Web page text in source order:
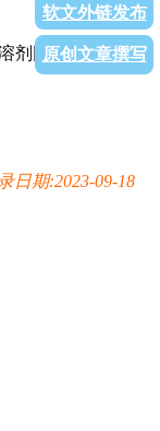
软文外链发布
原创文章撰写
剂回收机
日期:2023-09-18